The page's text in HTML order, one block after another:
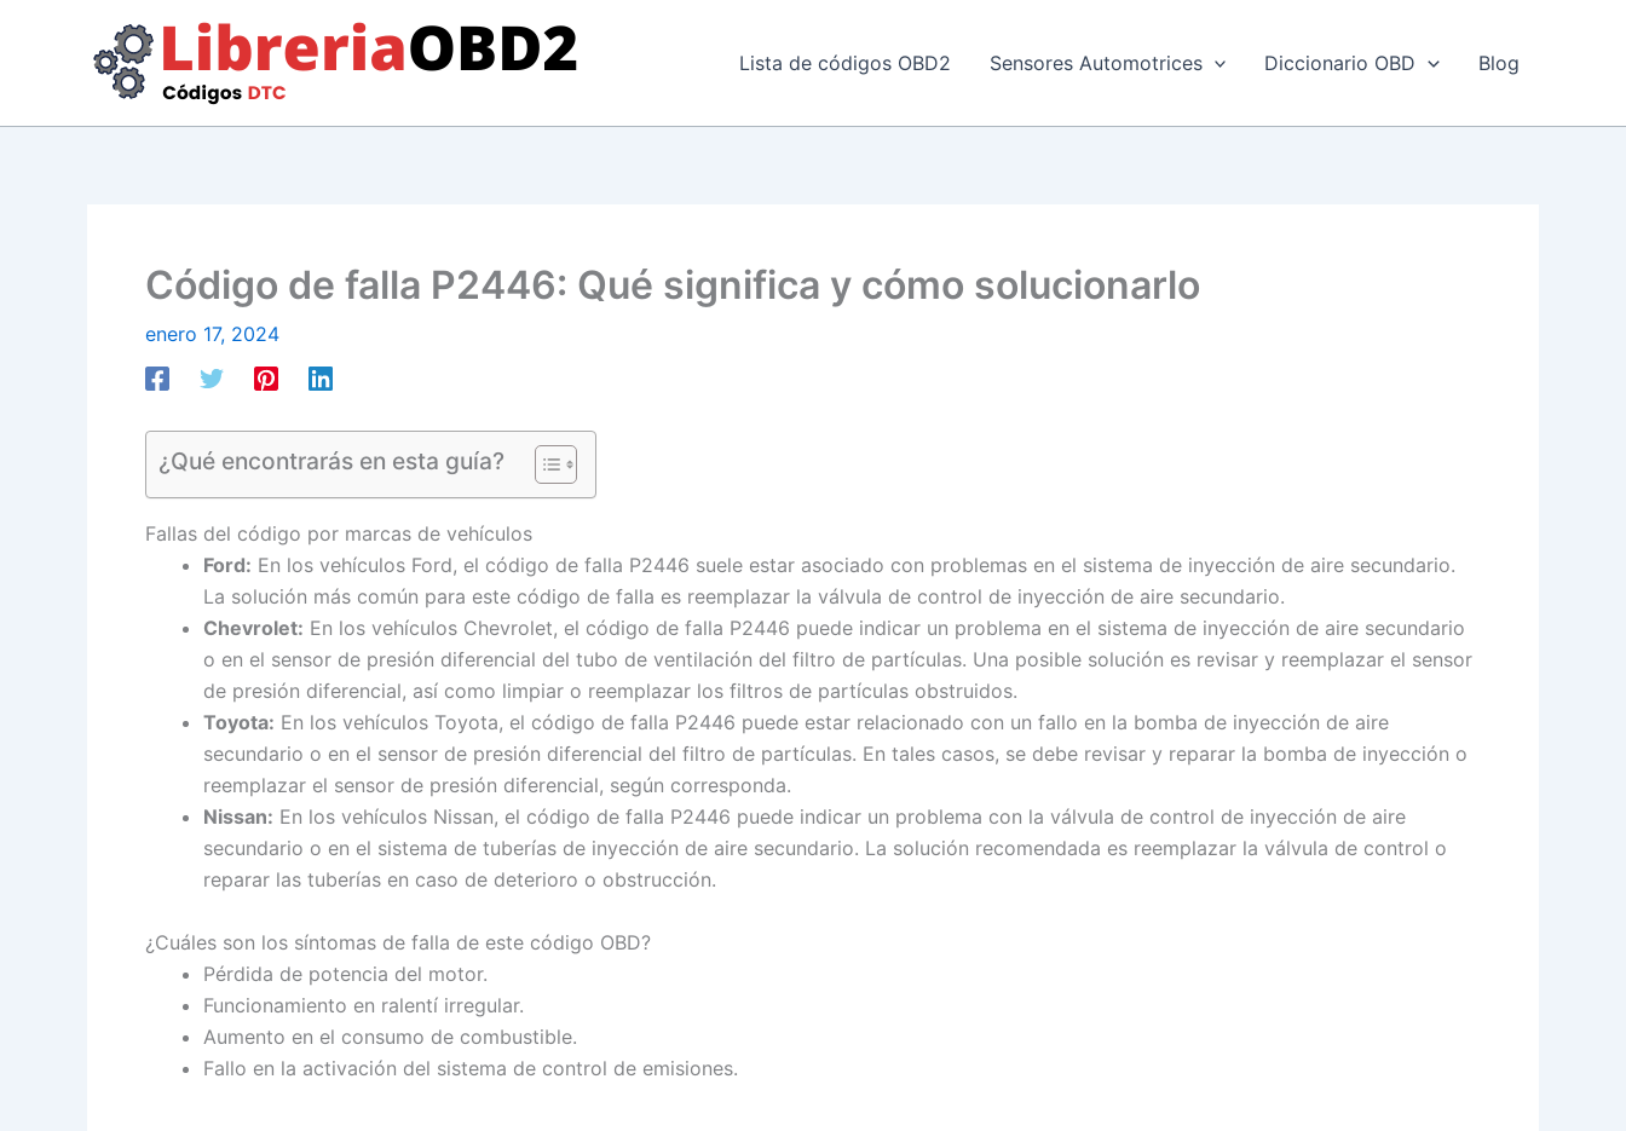
Lista de códigos OBD2 Sensores Automotrices Diccionario OBD Blog
Código de falla P2446: Qué significa y cómo solucionarlo
enero 17, 2024
¿Qué encontrarás en esta guía?
Fallas del código por marcas de vehículos
Ford: En los vehículos Ford, el código de falla P2446 suele estar asociado con problemas en el sistema de inyección de aire secundario.
La solución más común para este código de falla es reemplazar la válvula de control de inyección de aire secundario.
Chevrolet: En los vehículos Chevrolet, el código de falla P2446 puede indicar un problema en el sistema de inyección de aire secundario
o en el sensor de presión diferencial del tubo de ventilación del filtro de partículas. Una posible solución es revisar y reemplazar el sensor
de presión diferencial, así como limpiar o reemplazar los filtros de partículas obstruidos.
Toyota: En los vehículos Toyota, el código de falla P2446 puede estar relacionado con un fallo en la bomba de inyección de aire
secundario o en el sensor de presión diferencial del filtro de partículas. En tales casos, se debe revisar y reparar la bomba de inyección o
reemplazar el sensor de presión diferencial, según corresponda.
Nissan: En los vehículos Nissan, el código de falla P2446 puede indicar un problema con la válvula de control de inyección de aire
secundario o en el sistema de tuberías de inyección de aire secundario. La solución recomendada es reemplazar la válvula de control o
reparar las tuberías en caso de deterioro o obstrucción.
¿Cuáles son los síntomas de falla de este código OBD?
Pérdida de potencia del motor.
Funcionamiento en ralentí irregular.
Aumento en el consumo de combustible.
Fallo en la activación del sistema de control de emisiones.